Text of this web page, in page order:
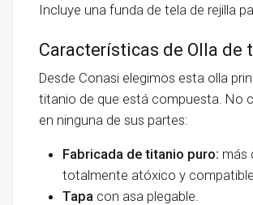
Incluye una funda de tela de rejilla
Características de Olla de
Desde Conasi elegimos esta olla
titanio de que está compuesta. No
en ninguna de sus partes:
Fabricada de titanio puro: más
totalmente atóxico y
Tapa con asa plegable.